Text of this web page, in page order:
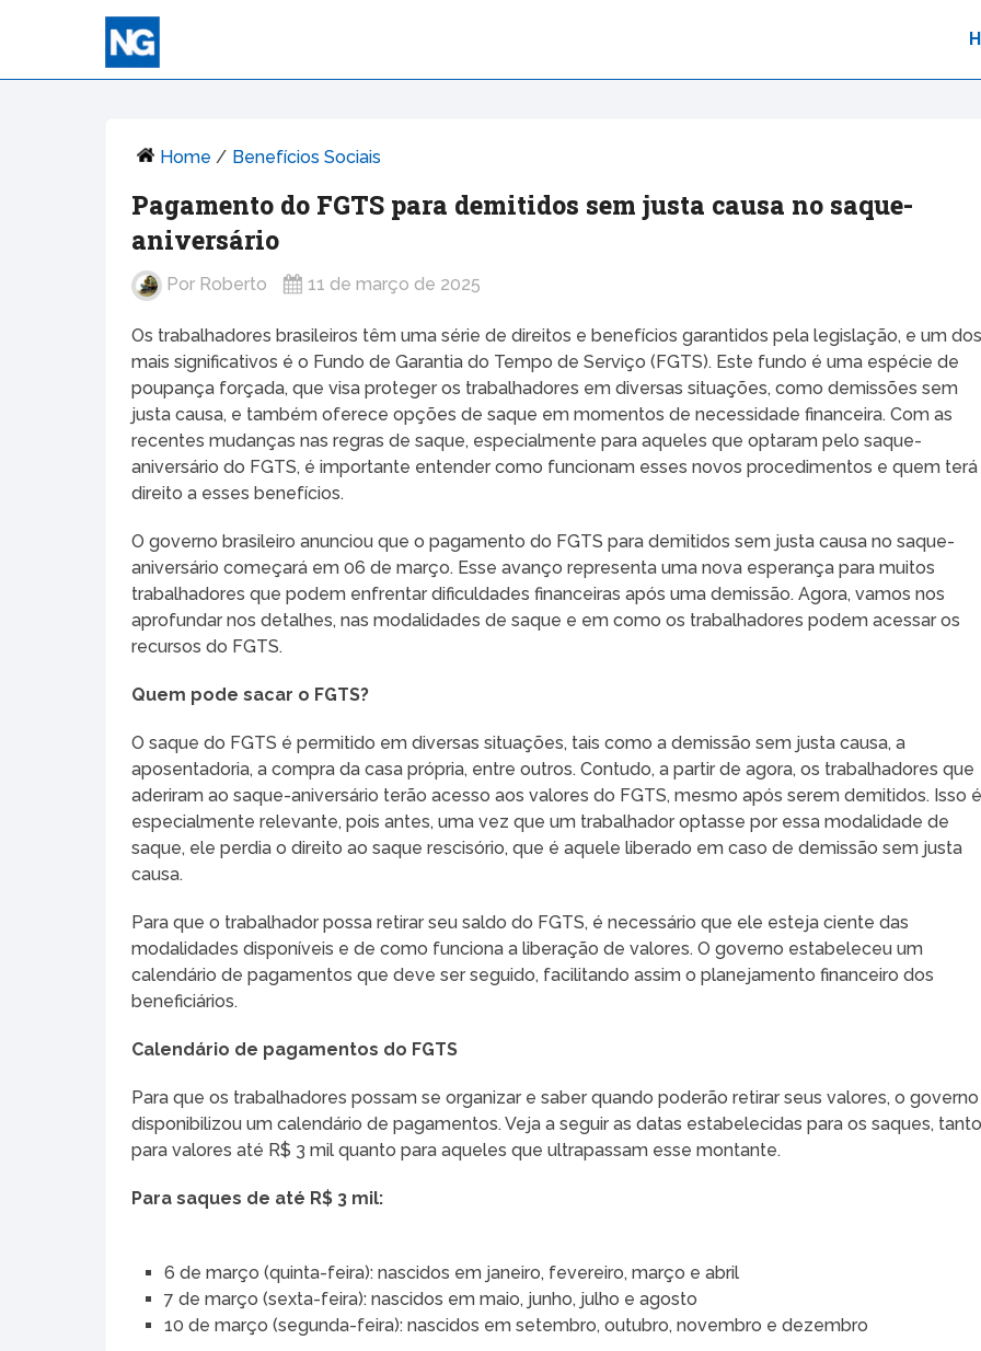
Home / Benefícios Sociais
Pagamento do FGTS para demitidos sem justa causa no saque-
aniversário
Por Roberto 11 de março de 2025
Os trabalhadores brasileiros têm uma série de direitos e benefícios garantidos pela legislação, e um
mais significativos é o Fundo de Garantia do Tempo de Serviço (FGTS). Este fundo é uma espécie de
poupança forçada, que visa proteger os trabalhadores em diversas situações, como demissões sem
justa causa, e também oferece opções de saque em momentos de necessidade financeira. Com as
recentes mudanças nas regras de saque, especialmente para aqueles que optaram pelo saque-
aniversário do FGTS, é importante entender como funcionam esses novos procedimentos e quem terá
direito a esses benefícios.
O governo brasileiro anunciou que o pagamento do FGTS para demitidos sem justa causa no saque-
aniversário começará em 06 de março. Esse avanço representa uma nova esperança para muitos
trabalhadores que podem enfrentar dificuldades financeiras após uma demissão. Agora, vamos nos
aprofundar nos detalhes, nas modalidades de saque e em como os trabalhadores podem acessar os
recursos do FGTS.
Quem pode sacar o FGTS?
O saque do FGTS é permitido em diversas situações, tais como a demissão sem justa causa, a
aposentadoria, a compra da casa própria, entre outros. Contudo, a partir de agora, os trabalhadores que
aderiram ao saque-aniversário terão acesso aos valores do FGTS, mesmo após serem demitidos. Isso
especialmente relevante, pois antes, uma vez que um trabalhador optasse por essa modalidade de
saque, ele perdia o direito ao saque rescisório, que é aquele liberado em caso de demissão sem justa
causa.
Para que o trabalhador possa retirar seu saldo do FGTS, é necessário que ele esteja ciente das
modalidades disponíveis e de como funciona a liberação de valores. O governo estabeleceu um
calendário de pagamentos que deve ser seguido, facilitando assim o planejamento financeiro dos
beneficiários.
Calendário de pagamentos do FGTS
Para que os trabalhadores possam se organizar e saber quando poderão retirar seus valores, o governo
disponibilizou um calendário de pagamentos. Veja a seguir as datas estabelecidas para os saques,
para valores até R$ 3 mil quanto para aqueles que ultrapassam esse montante.
Para saques de até R$ 3 mil:
6 de março (quinta-feira): nascidos em janeiro, fevereiro, março e abril
7 de março (sexta-feira): nascidos em maio, junho, julho e agosto
10 de março (segunda-feira): nascidos em setembro, outubro, novembro e dezembro